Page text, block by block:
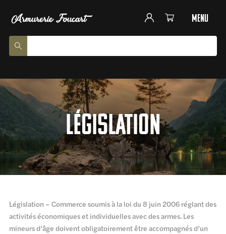
menu
Législation
Législation – Commerce soumis à la loi du 8 juin 2006 réglant des
activités économiques et individuelles avec des armes. Les
mineurs d’âge doivent obligatoirement être accompagnés d’un